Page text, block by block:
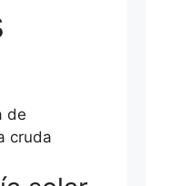
de
cruda